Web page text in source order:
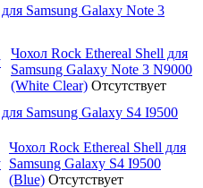
Samsung Galaxy Note 3
Чохол Rock Ethereal Shell для
Samsung Galaxy Note 3 N9000
(White Clear) Отсутствует
Samsung Galaxy S4 I9500
Чохол Rock Ethereal Shell для
Samsung Galaxy S4 I9500
(Blue) Отсутствует